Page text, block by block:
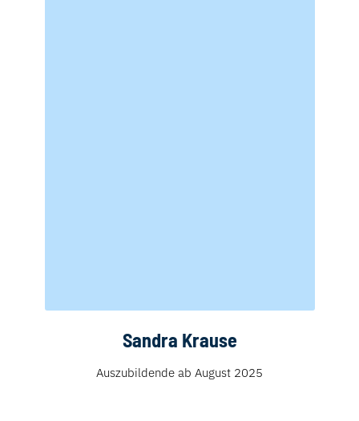
Sandra Krause
Auszubildende ab August 2025